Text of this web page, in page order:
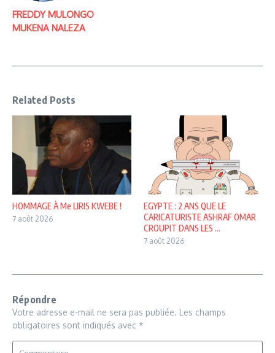
FREDDY MULONGO
MUKENA NALEZA
Related Posts
HOMMAGE À Me LIRIS KWEBE !
7 août 2026
EGYPTE : 2 ANS QUE LE
CARICATURISTE ASHRAF OMAR
CROUPIT DANS LES ...
7 août 2026
Répondre
Votre adresse e-mail ne sera pas publiée. Les champs
obligatoires sont indiqués avec *